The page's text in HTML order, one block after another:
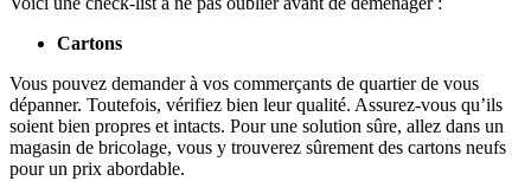
Cartons
Vous pouvez demander à vos commerçants de quartier de vous
dépanner. Toutefois, vérifiez bien leur qualité. Assurez-vous qu’ils
soient bien propres et intacts. Pour une solution sûre, allez dans un
magasin de bricolage, vous y trouverez sûrement des cartons neufs
pour un prix abordable.